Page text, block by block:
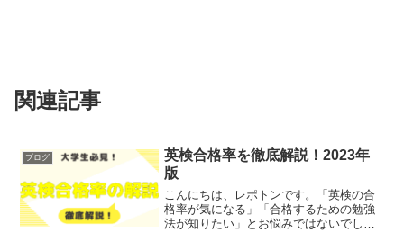
関連記事
ブログ
英検合格率を徹底解説！2023年
版
こんにちは、レポトンです。「英検の合
格率が気になる」「合格するための勉強
法が知りたい」とお悩みではないでしょ